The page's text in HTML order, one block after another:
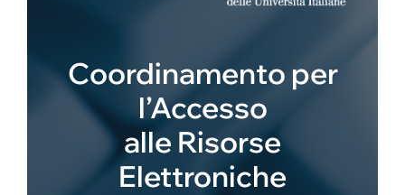
Coordinamento per
l’Accesso
alle Risorse
Elettroniche